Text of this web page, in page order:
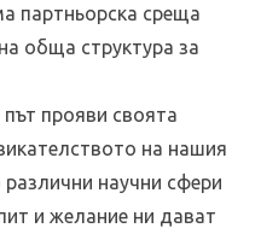
партньорска среща
обща структура за
път прояви своята
на нашия
научни сфери
и желание ни дават